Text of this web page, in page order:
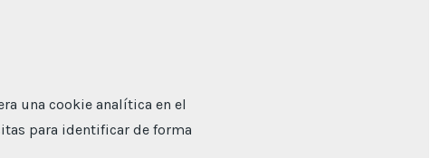
una cookie analítica en el
para identificar de forma